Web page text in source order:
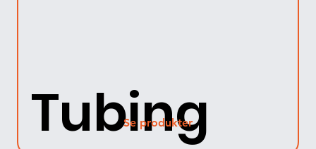
Tubing
Se produkter